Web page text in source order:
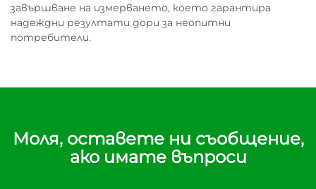
завършване на измерването, което гарантира
надеждни резултати дори за неопитни
потребители.
Моля, оставете ни съобщение,
ако имате въпроси